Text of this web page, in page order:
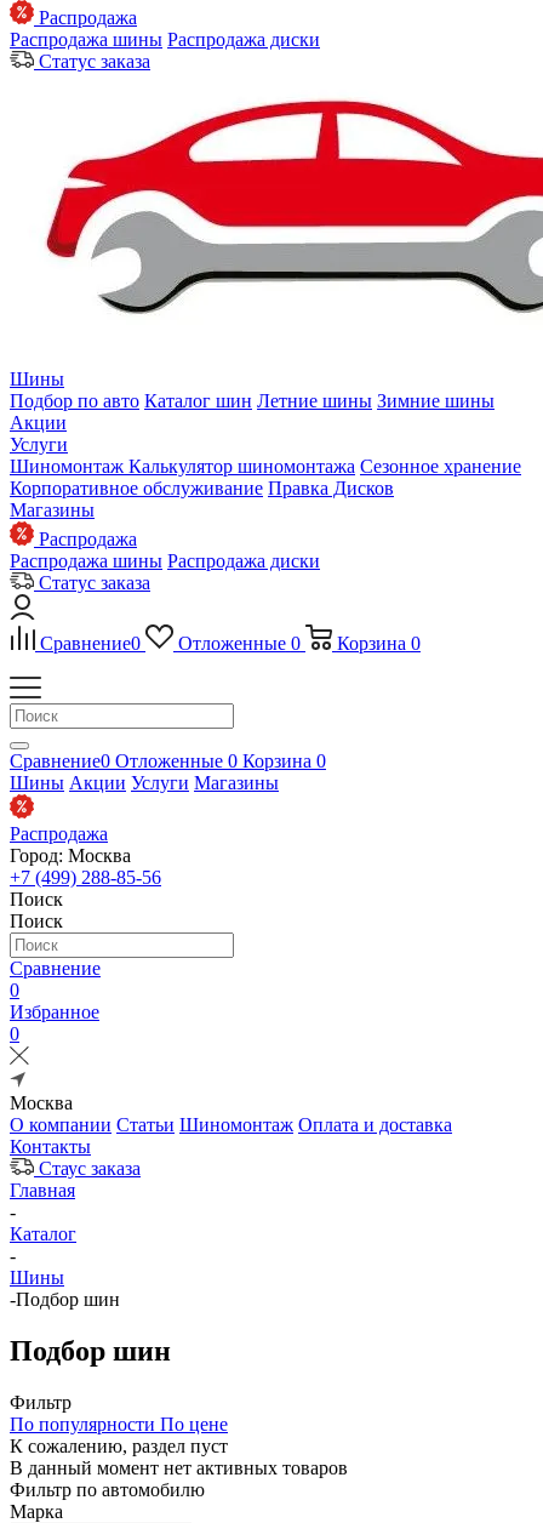
Распродажа
Распродажа шины Распродажа диски
Статус заказа
Шины
Подбор по авто Каталог шин Летние шины Зимние шины
Акции
Услуги
Шиномонтаж Калькулятор шиномонтажа Сезонное хранение
Корпоративное обслуживание Правка Дисков
Магазины
Распродажа
Распродажа шины Распродажа диски
Статус заказа
Сравнение0 Отложенные 0 Корзина 0
Сравнение0 Отложенные 0 Корзина 0
Шины Акции Услуги Магазины
Распродажа
Город: Москва
+7 (499) 288-85-56
Поиск
Поиск
Сравнение
0
Избранное
0
Москва
О компании Статьи Шиномонтаж Оплата и доставка
Контакты
Стаус заказа
Главная
-
Каталог
-
Шины
-Подбор шин
Подбор шин
Фильтр
По популярности По цене
К сожалению, раздел пуст
В данный момент нет активных товаров
Фильтр по автомобилю
Марка